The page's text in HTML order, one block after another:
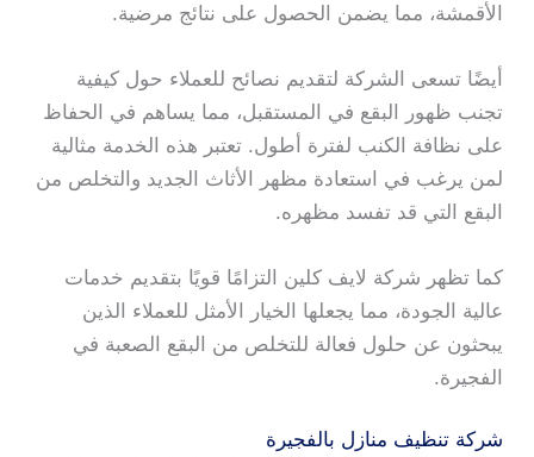
الأقمشة، مما يضمن الحصول على نتائج مرضية.
أيضًا تسعى الشركة لتقديم نصائح للعملاء حول كيفية
تجنب ظهور البقع في المستقبل، مما يساهم في الحفاظ
على نظافة الكنب لفترة أطول. تعتبر هذه الخدمة مثالية
لمن يرغب في استعادة مظهر الأثاث الجديد والتخلص من
البقع التي قد تفسد مظهره.
كما تظهر شركة لايف كلين التزامًا قويًا بتقديم خدمات
عالية الجودة، مما يجعلها الخيار الأمثل للعملاء الذين
يبحثون عن حلول فعالة للتخلص من البقع الصعبة في
الفجيرة.
شركة تنظيف منازل بالفجيرة